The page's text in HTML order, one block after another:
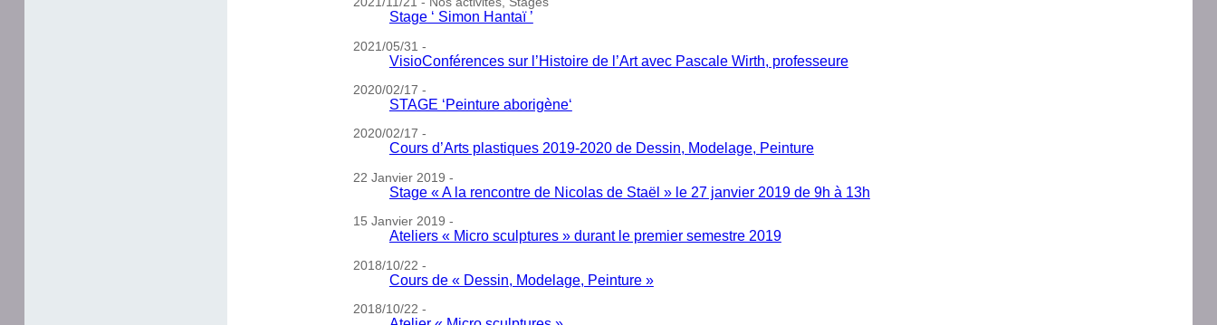
Stage ‘ Simon Hantaï ’
2021/05/31 -
VisioConférences sur l’Histoire de l’Art avec Pascale Wirth, professeure
2020/02/17 -
STAGE ‘Peinture aborigène‘
2020/02/17 -
Cours d’Arts plastiques 2019-2020 de Dessin, Modelage, Peinture
22 Janvier 2019 -
Stage « A la rencontre de Nicolas de Staël » le 27 janvier 2019 de 9h à 13h
15 Janvier 2019 -
Ateliers « Micro sculptures » durant le premier semestre 2019
2018/10/22 -
Cours de « Dessin, Modelage, Peinture »
2018/10/22 -